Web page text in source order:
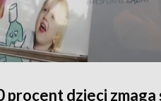
procent dzieci zmaga